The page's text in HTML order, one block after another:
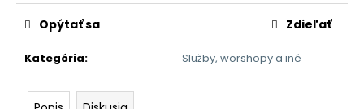
cena:
Kategória: Služby, worshopy a iné
Opýtať sa Zdieľať
O